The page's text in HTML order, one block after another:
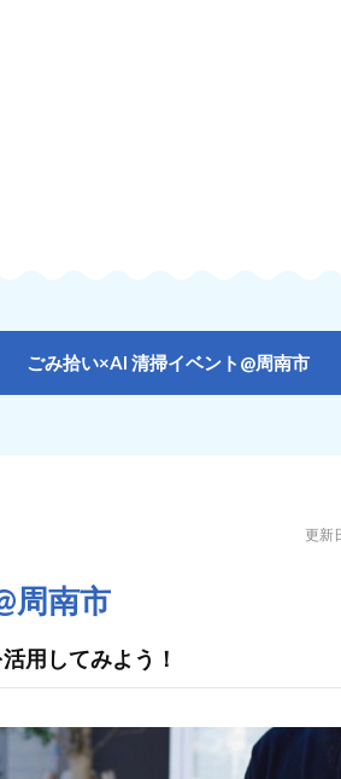
ごみ拾い×AI 清掃イベント@周南市
更新
周南市
用してみよう！